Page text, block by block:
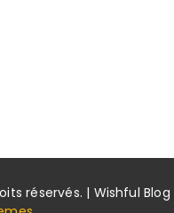
réservés. | Wishful Blog